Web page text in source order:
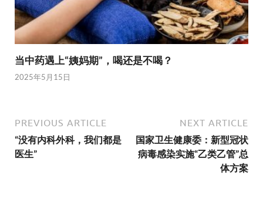
当中药遇上“姨妈期”，喝还是不喝？
2025年5月15日
PREVIOUS ARTICLE
“没有内科外科，我们都是
医生”
NEXT ARTICLE
国家卫生健康委：新型冠状
病毒感染实施“乙类乙管”总
体方案